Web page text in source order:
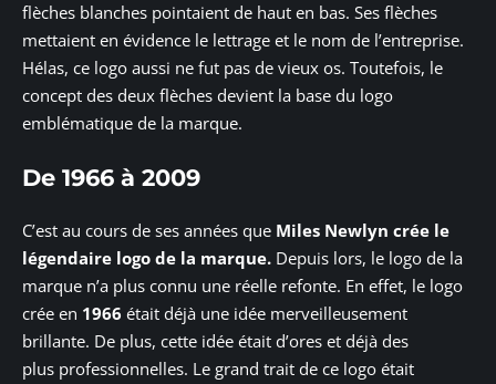
flèches blanches pointaient de haut en bas. Ses flèches
mettaient en évidence le lettrage et le nom de l’entreprise.
Hélas, ce logo aussi ne fut pas de vieux os. Toutefois, le
concept des deux flèches devient la base du logo
emblématique de la marque.
De 1966 à 2009
C’est au cours de ses années que Miles Newlyn crée le
légendaire logo de la marque. Depuis lors, le logo de la
marque n’a plus connu une réelle refonte. En effet, le logo
crée en 1966 était déjà une idée merveilleusement
brillante. De plus, cette idée était d’ores et déjà des
plus professionnelles. Le grand trait de ce logo était